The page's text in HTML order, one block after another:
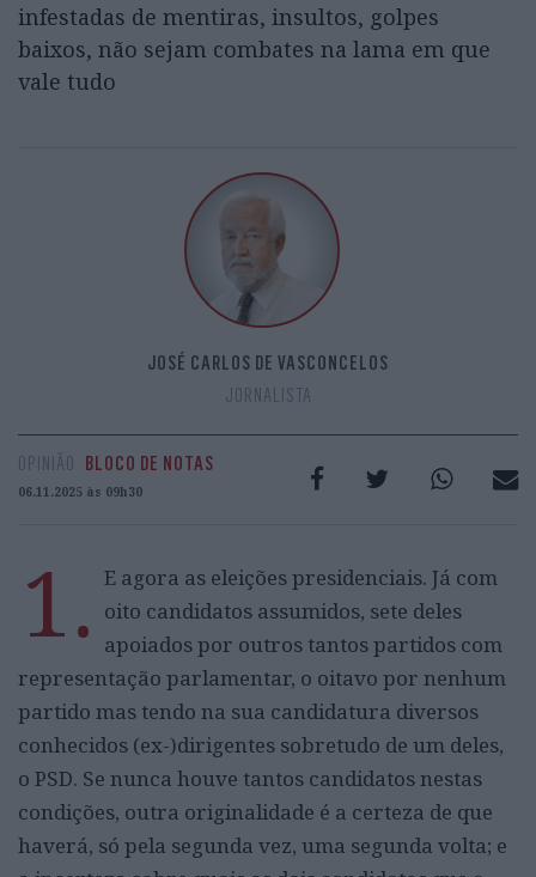
infestadas de mentiras, insultos, golpes
baixos, não sejam combates na lama em que
vale tudo
JOSÉ CARLOS DE VASCONCELOS
JORNALISTA
OPINIÃO BLOCO DE NOTAS
06.11.2025 às 09h30
1. E agora as eleições presidenciais. Já com
oito candidatos assumidos, sete deles
apoiados por outros tantos partidos com
representação parlamentar, o oitavo por nenhum
partido mas tendo na sua candidatura diversos
conhecidos (ex-)dirigentes sobretudo de um deles,
o PSD. Se nunca houve tantos candidatos nestas
condições, outra originalidade é a certeza de que
haverá, só pela segunda vez, uma segunda volta; e